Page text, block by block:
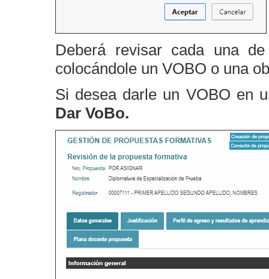
Deberá revisar cada una
colocándole un VOBO o una
Si desea darle un VOBO en
Dar VoBo.